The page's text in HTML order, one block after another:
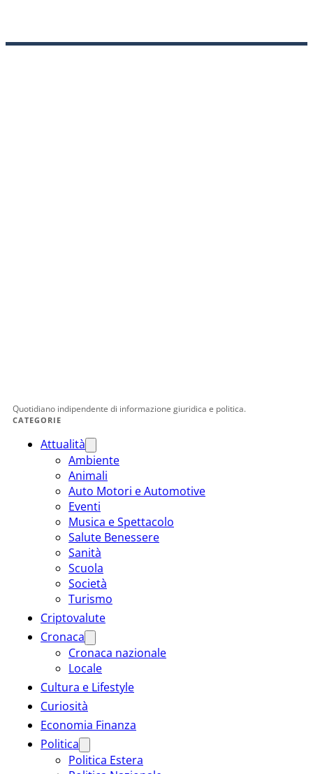
Quotidiano indipendente di informazione giuridica e politica.
CATEGORIE
Attualità
Ambiente
Animali
Auto Motori e Automotive
Eventi
Musica e Spettacolo
Salute Benessere
Sanità
Scuola
Società
Turismo
Criptovalute
Cronaca
Cronaca nazionale
Locale
Cultura e Lifestyle
Curiosità
Economia Finanza
Politica
Politica Estera